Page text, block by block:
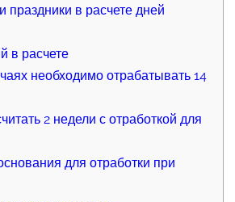
праздники в расчете дней
в расчете
необходимо отрабатывать 14
2 недели с отработкой для
для отработки при